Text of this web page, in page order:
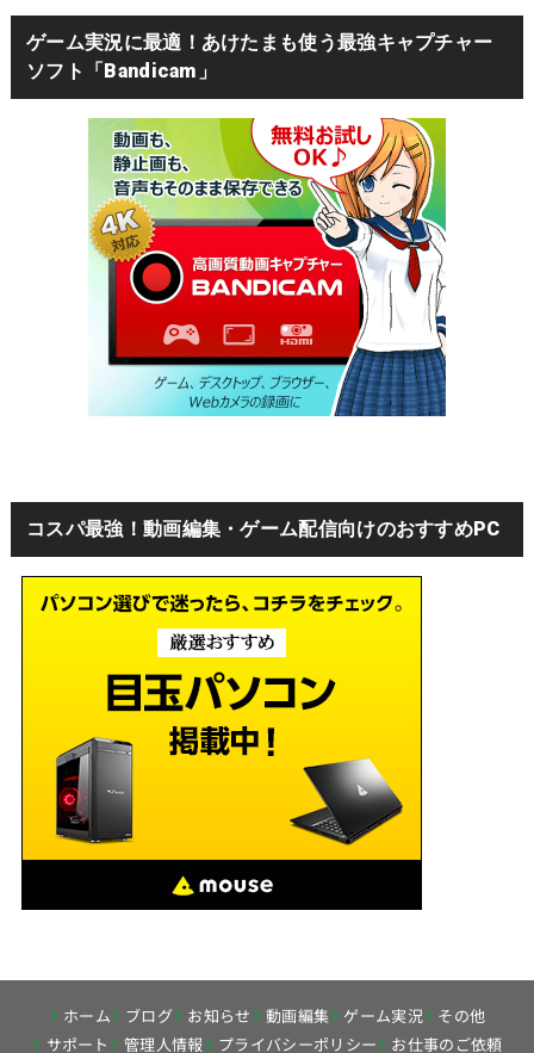
ゲーム実況に最適！あけたまも使う最強キャプチャー
ソフト「Bandicam」
コスパ最強！動画編集・ゲーム配信向けのおすすめPC
ホーム ブログ お知らせ 動画編集 ゲーム実況
その他
サポート
管理人情報 プライバシーポリシー お仕事のご依頼